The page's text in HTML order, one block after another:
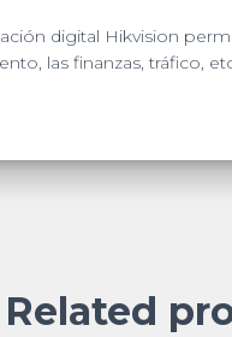
digital Hikvision
las finanzas,tráfico,
Related